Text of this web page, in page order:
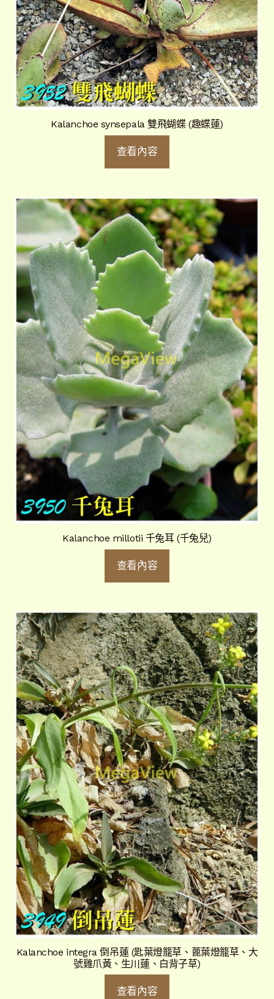
Kalanchoe synsepala 雙飛蝴蝶 (趣蝶蓮)
查看內容
Kalanchoe millotii 千兔耳 (千兔兒)
查看內容
Kalanchoe integra 倒吊蓮 (匙葉燈籠草、蓖葉燈籠草、大
號雞爪黃、生川蓮、白背子草)
查看內容